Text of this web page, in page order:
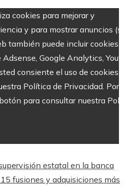
cookies para mejorar y
y para mostrar anuncios
también puede incluir cookies
Google Analytics,
consiente el uso de cookies.
Política de Privacidad. Por
para consultar nuestra
estatal en la banca
fusiones y adquisiciones más